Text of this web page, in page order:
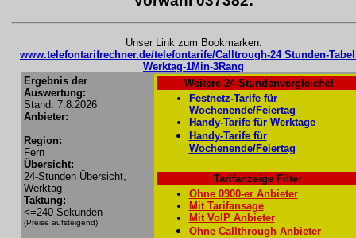
Unser Link zum Bookmarken:
www.telefontarifrechner.de/telefontarife/Calltrough-24 Stunden-
Werktag-1Min-3Rang
Ergebnis der
Auswertung:
Stand: 7.8.2026
Anbieter:
Region:
Fern
Übersicht:
24-Stunden Übersicht,
Werktag
Taktung:
<=240 Sekunden
(Preise aufsteigend)
Weitere 24-Stundenvergleiche!
Festnetz-Tarife für
Wochenende/Feiertag
Handy-Tarife für Werktage
Handy-Tarife für
Wochenende/Feiertag
Tarifanzeige Filter:
Ohne 0900-er Anbieter
Mit Tarifansage
Mit VoIP Anbieter
Ohne Callthrough Anbieter